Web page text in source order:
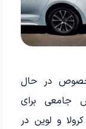
11 جاده مخصوص در حال
جامعی برای
و لوین در